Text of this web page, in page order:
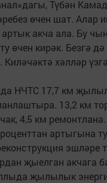
Түбән
өчен шат. Алар
акча ала. Бу
өчен кирәк. Безгә
Киләчәктә хәлләр
НЧТС 17,7 км
13,2 км
4,5 км
артыгына
эшләре
җыелган акчага
җылылык